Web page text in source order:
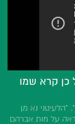
קרא שמו
"הלעיטני נא מן
על מות אברהם